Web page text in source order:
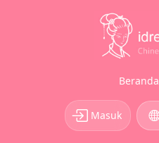
Beranda
Masuk